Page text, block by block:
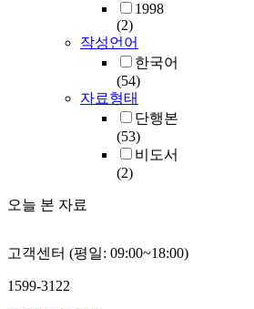
1998
(2)
작성언어
한국어
(54)
자료형태
단행본
(53)
비도서
(2)
오늘 본 자료
고객센터 (평일: 09:00~18:00)
1599-3122